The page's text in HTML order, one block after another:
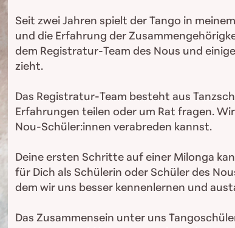
Seit zwei Jahren spielt der Tango in
und die Erfahrung der
dem Registratur-Team des Nous und
zieht.
Das Registratur-Team besteht aus
Erfahrungen teilen oder um Rat fragen.
Nou-Schüler:innen verabreden kannst.
Deine ersten Schritte auf einer Milonga
für Dich als Schülerin oder Schüler des
dem wir uns besser kennenlernen und
Das Zusammensein unter uns